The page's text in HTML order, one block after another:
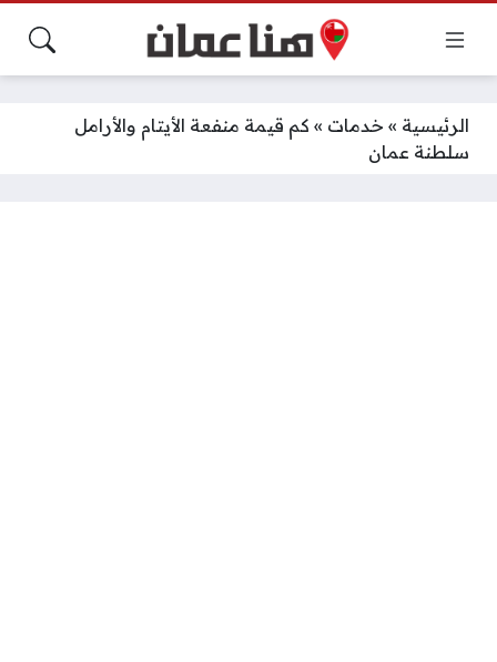
الرئيسية » خدمات » كم قيمة منفعة الأيتام والأرامل
سلطنة عمان